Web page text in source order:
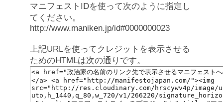
マニフェストIDを使って次のように指定し
てください。
http://www.maniken.jp/id#0000000023
上記URLを使ってクレジットを表示させる
ためのHTMLは次の通りです。